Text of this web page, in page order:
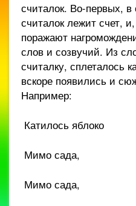
считалок. Во-первых,
считалок лежит счет,
поражают
слов и созвучий. Из
считалку, сплеталось
вскоре появились и
Например:
Катилось яблоко
Мимо сада,
Мимо сада,